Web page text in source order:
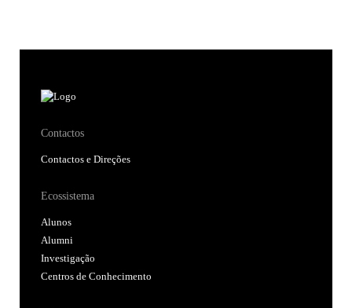
Contactos
Contactos e Direções
Ecossistema
Alunos
Alumni
Investigação
Centros de Conhecimento